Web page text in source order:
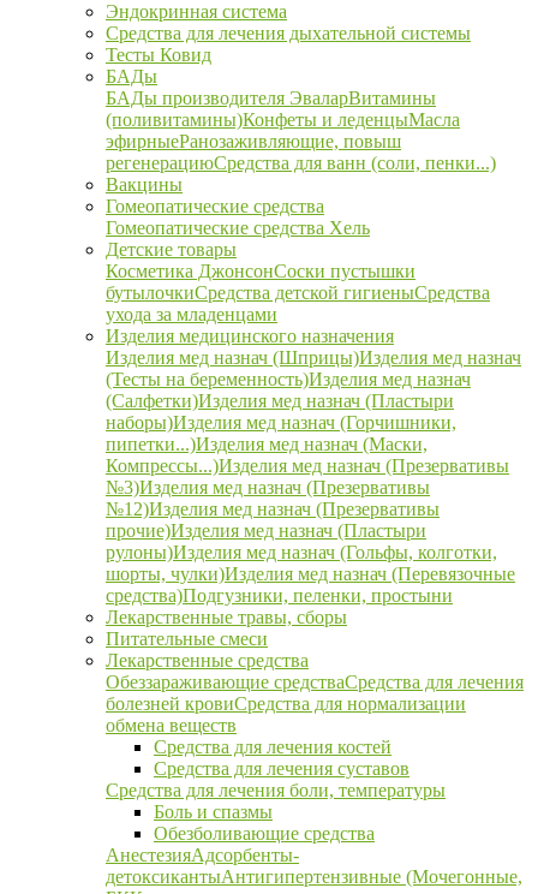
Эндокринная система
Средства для лечения дыхательной системы
Тесты Ковид
БАДы
БАДы производителя ЭваларВитамины
(поливитамины)Конфеты и леденцыМасла
эфирныеРанозаживляющие, повыш
регенерациюСредства для ванн (соли, пенки...)
Вакцины
Гомеопатические средства
Гомеопатические средства Хель
Детские товары
Косметика ДжонсонСоски пустышки
бутылочкиСредства детской гигиеныСредства
ухода за младенцами
Изделия медицинского назначения
Изделия мед назнач (Шприцы)Изделия мед назнач
(Тесты на беременность)Изделия мед назнач
(Салфетки)Изделия мед назнач (Пластыри
наборы)Изделия мед назнач (Горчишники,
пипетки...)Изделия мед назнач (Маски,
Компрессы...)Изделия мед назнач (Презервативы
№3)Изделия мед назнач (Презервативы
№12)Изделия мед назнач (Презервативы
прочие)Изделия мед назнач (Пластыри
рулоны)Изделия мед назнач (Гольфы, колготки,
шорты, чулки)Изделия мед назнач (Перевязочные
средства)Подгузники, пеленки, простыни
Лекарственные травы, сборы
Питательные смеси
Лекарственные средства
Обеззараживающие средстваСредства для лечения
болезней кровиСредства для нормализации
обмена веществ
Средства для лечения костей
Средства для лечения суставов
Средства для лечения боли, температуры
Боль и спазмы
Обезболивающие средства
АнестезияАдсорбенты-
детоксикантыАнтигипертензивные (Мочегонные,